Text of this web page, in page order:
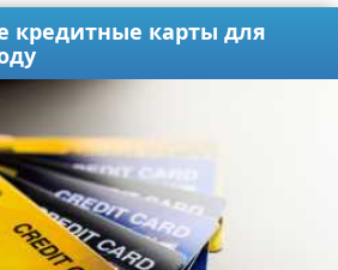
кредитные карты для